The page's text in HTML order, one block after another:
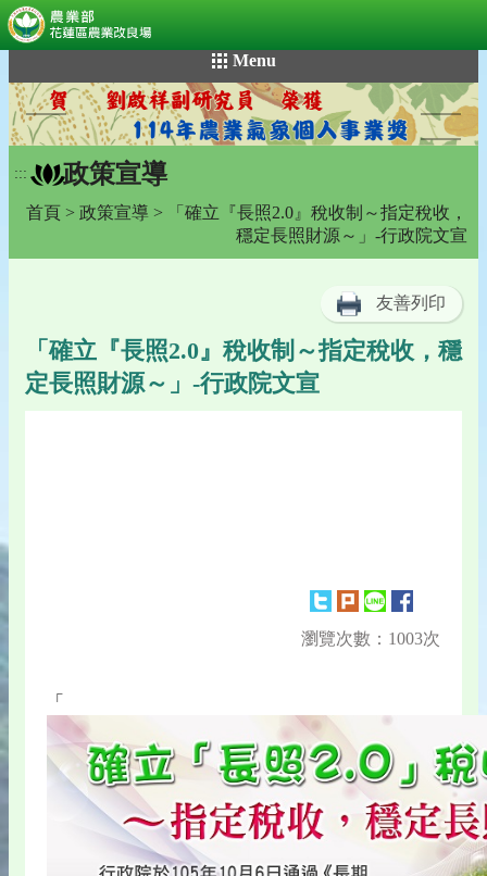
到
主
要
內
容
Menu
::: 政策宣導
首頁 > 政策宣導 > 「確立『長照2.0』稅收制～指定稅收，
穩定長照財源～」-行政院文宣
友善列印
「確立『長照2.0』稅收制～指定稅收，穩
定長照財源～」-行政院文宣
瀏覽次數：1003次
「